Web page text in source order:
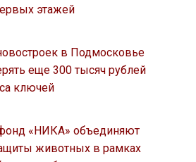
этажей
в Подмосковье
еще 300 тысяч рублей
ключей
«НИКА» объединяют
животных в рамках